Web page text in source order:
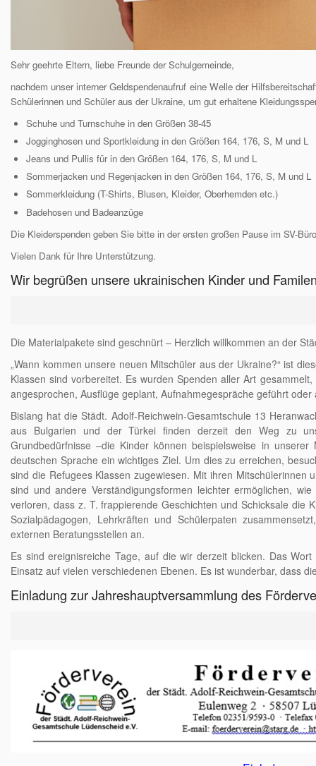
Sehr geehrte Eltern, liebe Freunde der Schulgemeinde,
nachdem unser interner Geldspendenaufruf eine Welle der
Schülerinnen und Schüler aus der Ukraine, um gut erhaltene
Schuhe und Turnschuhe in den Größen 38-45
Jogginghosen und Sportkleidung in den Größen 164, 176, S, M und L
Jeans und Pullis für in den Größen 164, 176, S, M und L
Sommerjacken und Regenjacken in den Größen 164, 176, S, M und L
Sommerkleidung (T-Shirts, Blusen, Kleider, Oberhemden etc.)
Badehosen und Badeanzüge
Die Kleiderspenden geben Sie bitte in der ersten großen Pause im SV-
Vielen Dank für Ihre Unterstützung.
Wir begrüßen unsere ukrainischen Kinder und
Die Materialpakete sind geschnürt – Herzlich willkommen an der
„Wann kommen unsere neuen Mitschüler aus der Ukraine?“ ist
Klassen sind vorbereitet. Es wurden Spenden aller Art
angesprochen, Ausflüge geplant, Aufnahmegespräche geführt
Bislang hat die Städt. Adolf-Reichwein-Gesamtschule 13
aus Bulgarien und der Türkei finden derzeit den Weg zu
Grundbedürfnisse –die Kinder können beispielsweise in
deutschen Sprache ein wichtiges Ziel. Um dies zu erreichen,
sind die Refugees Klassen zugewiesen. Mit ihren
sind und andere Verständigungsformen leichter ermöglichen,
verloren, dass z. T. frappierende Geschichten und Schicksale die
Sozialpädagogen, Lehrkräften und Schülerpaten
externen Beratungsstellen an.
Es sind ereignisreiche Tage, auf die wir derzeit blicken. Das
Einsatz auf vielen verschiedenen Ebenen. Es ist wunderbar, dass
Einladung zur Jahreshauptversammlung des